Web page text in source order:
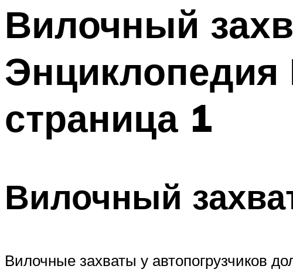
Вилочный
Энциклопедия
страница 1
Вилочный
Вилочные захваты у автопогрузчиков